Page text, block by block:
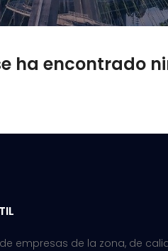
ha encontrado
empresas de la zona, de